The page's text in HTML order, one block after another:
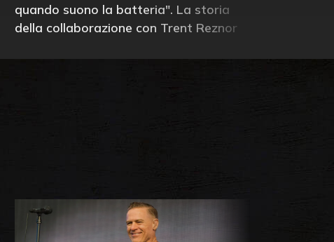
quando suono la batteria". La storia
della collaborazione con Trent Reznor